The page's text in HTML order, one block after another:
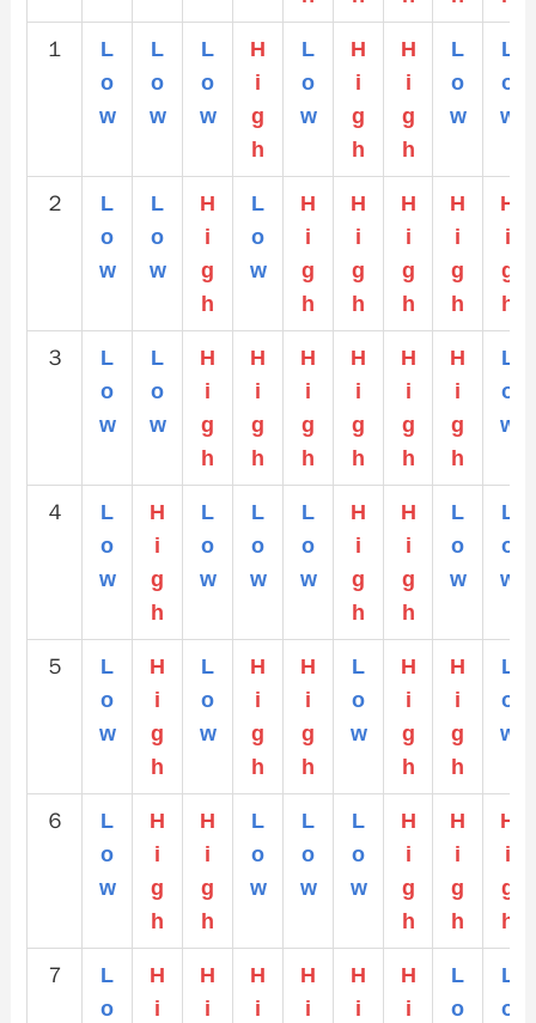
１
L
o
w
L
o
w
L
o
w
H
i
g
h
L
o
w
H
i
g
h
H
i
g
h
L
o
w
L
o
w
２
L
o
w
L
o
w
H
i
g
h
L
o
w
H
i
g
h
H
i
g
h
H
i
g
h
H
i
g
h
H
i
g
h
３
L
o
w
L
o
w
H
i
g
h
H
i
g
h
H
i
g
h
H
i
g
h
H
i
g
h
H
i
g
h
L
o
w
４
L
o
w
H
i
g
h
L
o
w
L
o
w
L
o
w
H
i
g
h
H
i
g
h
L
o
w
L
o
w
５
L
o
w
H
i
g
h
L
o
w
H
i
g
h
H
i
g
h
L
o
w
H
i
g
h
H
i
g
h
L
o
w
６
L
o
w
H
i
g
h
H
i
g
h
L
o
w
L
o
w
L
o
w
H
i
g
h
H
i
g
h
H
i
g
h
７
L
o
H
i
H
i
H
i
H
i
H
i
H
i
L
o
L
o